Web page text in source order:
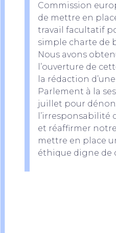
Commission
de mettre en
travail facultatif
simple charte de
Nous avons
l’ouverture de
la rédaction
Parlement à la
juillet pour
l’irresponsabilité
et réaffirmer
mettre en place
éthique digne de